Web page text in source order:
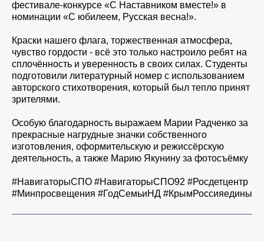
фестивале-конкурсе «С Наставником вместе!» в
номинации «С юбилеем, Русская весна!».
Краски нашего флага, торжественная атмосфера,
чувство гордости - всё это только настроило ребят на
сплочённость и уверенность в своих силах. Студенты
подготовили литературный номер с использованием
авторского стихотворения, который был тепло принят
зрителями.
Особую благодарность выражаем Марии Радченко за
прекрасные нагрудные значки собственного
изготовления, оформительскую и режиссёрскую
деятельность, а также Марию Якунину за фотосъёмку
#НавигаторыСПО #НавигаторыСПО92 #Росдетцентр
#Минпросвещения #ГодСемьиНД #КрымРоссияедины